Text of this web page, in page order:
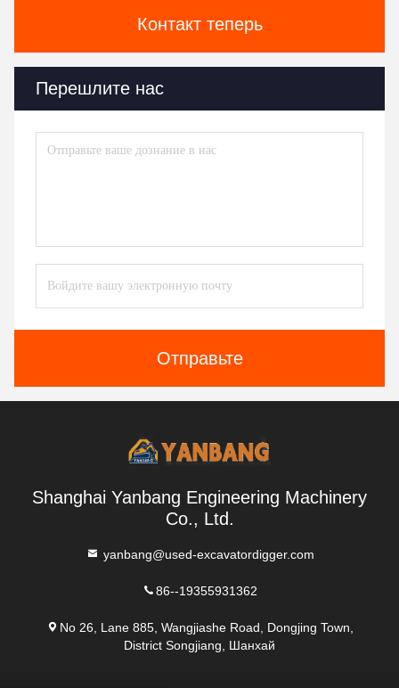
Контакт теперь
Перешлите нас
Отправьте
Shanghai Yanbang Engineering Machinery
Co., Ltd.
yanbang@used-excavatordigger.com
86--19355931362
No 26, Lane 885, Wangjiashe Road, Dongjing Town,
District Songjiang, Шанхай